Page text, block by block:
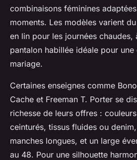
combinaisons féminines
moments. Les modèles varient
en lin pour les journées chaudes,
pantalon habillée idéale pour
mariage.
Certaines enseignes comme
Cache et Freeman T. Porter se
richesse de leurs offres :
ceinturés, tissus fluides ou
manches longues, et un large
au 48. Pour une silhouette